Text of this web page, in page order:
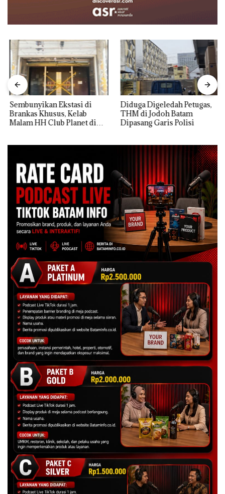
Sembunyikan Ekstasi di
Brankas Khusus, Kelab
Malam HH Club Planet di
Diduga Digeledah Petugas,
THM di Jodoh Batam
Dipasang Garis Polisi